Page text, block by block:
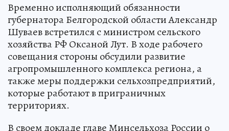
Временно исполняющий обязанности
губернатора Белгородской области Александр
Шуваев встретился с министром сельского
хозяйства РФ Оксаной Лут. В ходе рабочего
совещания стороны обсудили развитие
агропромышленного комплекса региона, а
также меры поддержки сельхозпредприятий,
которые работают в приграничных
территориях.
В своем докладе главе Минсельхоза России о